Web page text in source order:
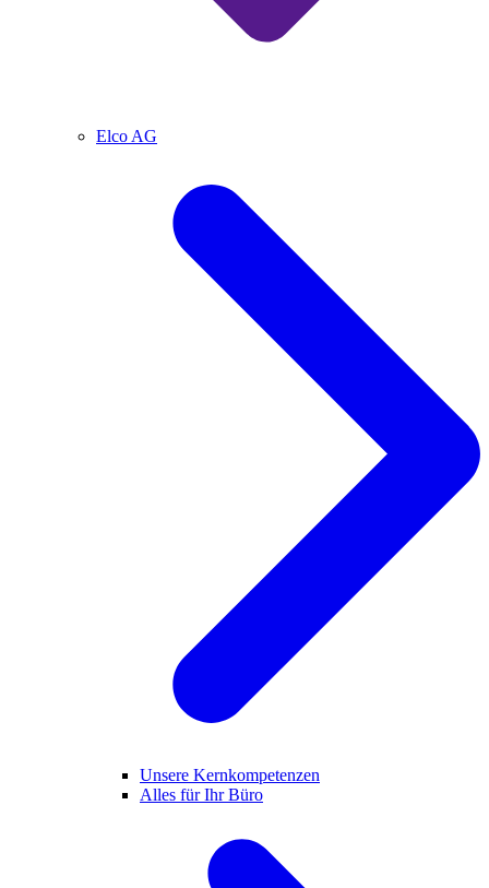
Elco AG
Unsere Kernkompetenzen
Alles für Ihr Büro